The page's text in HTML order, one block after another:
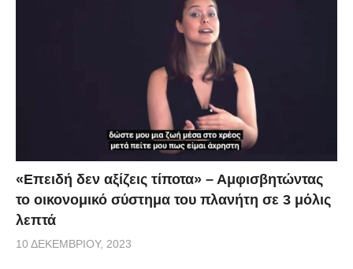
«Επειδή δεν αξίζεις τίποτα» – Αμφισβητώντας
το οικονομικό σύστημα του πλανήτη σε 3 μόλις
λεπτά
10 ΔΕΚΕΜΒΡΊΟΥ, 2023